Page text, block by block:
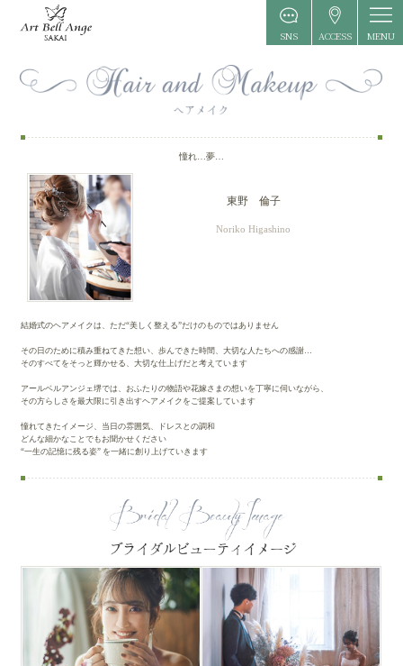
SNS ACCESS MENU
憧れ…夢…
東野 倫子
Noriko Higashino
結婚式のヘアメイクは、ただ“美しく整える”だけのものではありません
その日のために積み重ねてきた想い、歩んできた時間、大切な人たちへの感謝…
そのすべてをそっと輝かせる、大切な仕上げだと考えています
アールベルアンジェ堺では、おふたりの物語や花嫁さまの想いを丁寧に伺いながら、
その方らしさを最大限に引き出すヘアメイクをご提案しています
憧れてきたイメージ、当日の雰囲気、ドレスとの調和
どんな細かなことでもお聞かせください
“一生の記憶に残る姿” を一緒に創り上げていきます